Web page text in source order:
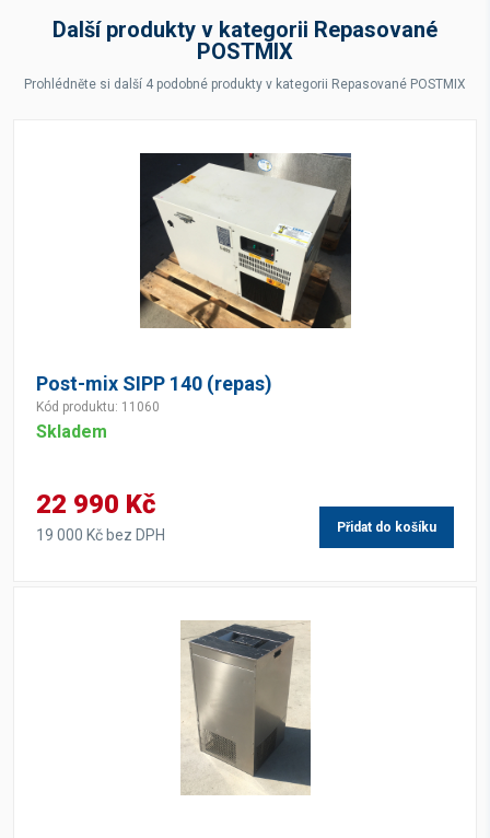
Další produkty v kategorii Repasované
POSTMIX
Prohlédněte si další 4 podobné produkty v kategorii Repasované POSTMIX
Post-mix SIPP 140 (repas)
Kód produktu: 11060
Skladem
22 990 Kč
19 000 Kč bez DPH Přidat do košíku